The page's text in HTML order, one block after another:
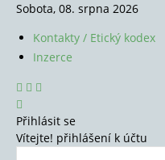
Sobota, 08. srpna 2026
Kontakty / Etický kodex
Inzerce
Přihlásit se
Vítejte! přihlášení k účtu